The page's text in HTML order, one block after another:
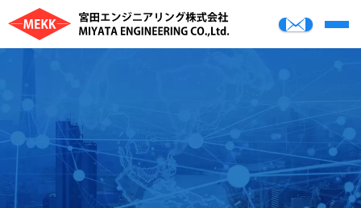
HOME
お知らせ
採用情報